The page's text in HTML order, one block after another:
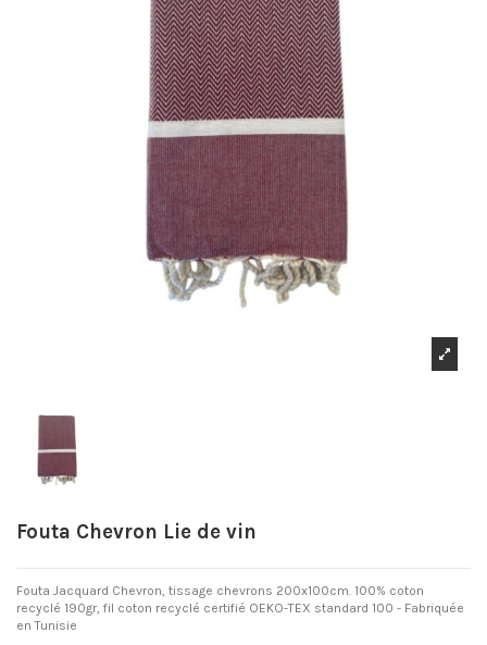
Fouta Chevron Lie de vin
Fouta Jacquard Chevron, tissage chevrons 200x100cm. 100% coton
recyclé 190gr, fil coton recyclé certifié OEKO-TEX standard 100 - Fabriquée
en Tunisie